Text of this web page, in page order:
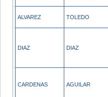
ALVAREZ TOLEDO
DIAZ DIAZ
CARDENAS AGUILAR